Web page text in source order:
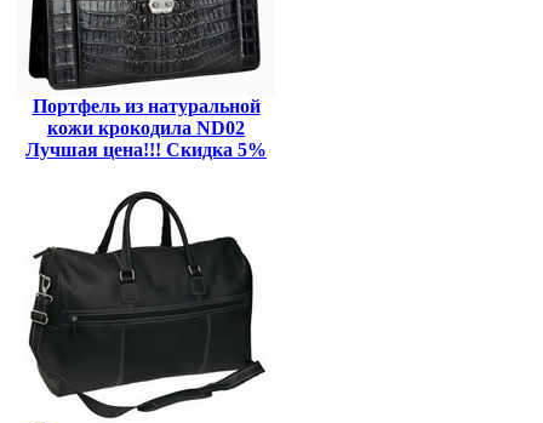
Портфель из натуральной
кожи крокодила ND02
Лучшая цена!!! Скидка 5%